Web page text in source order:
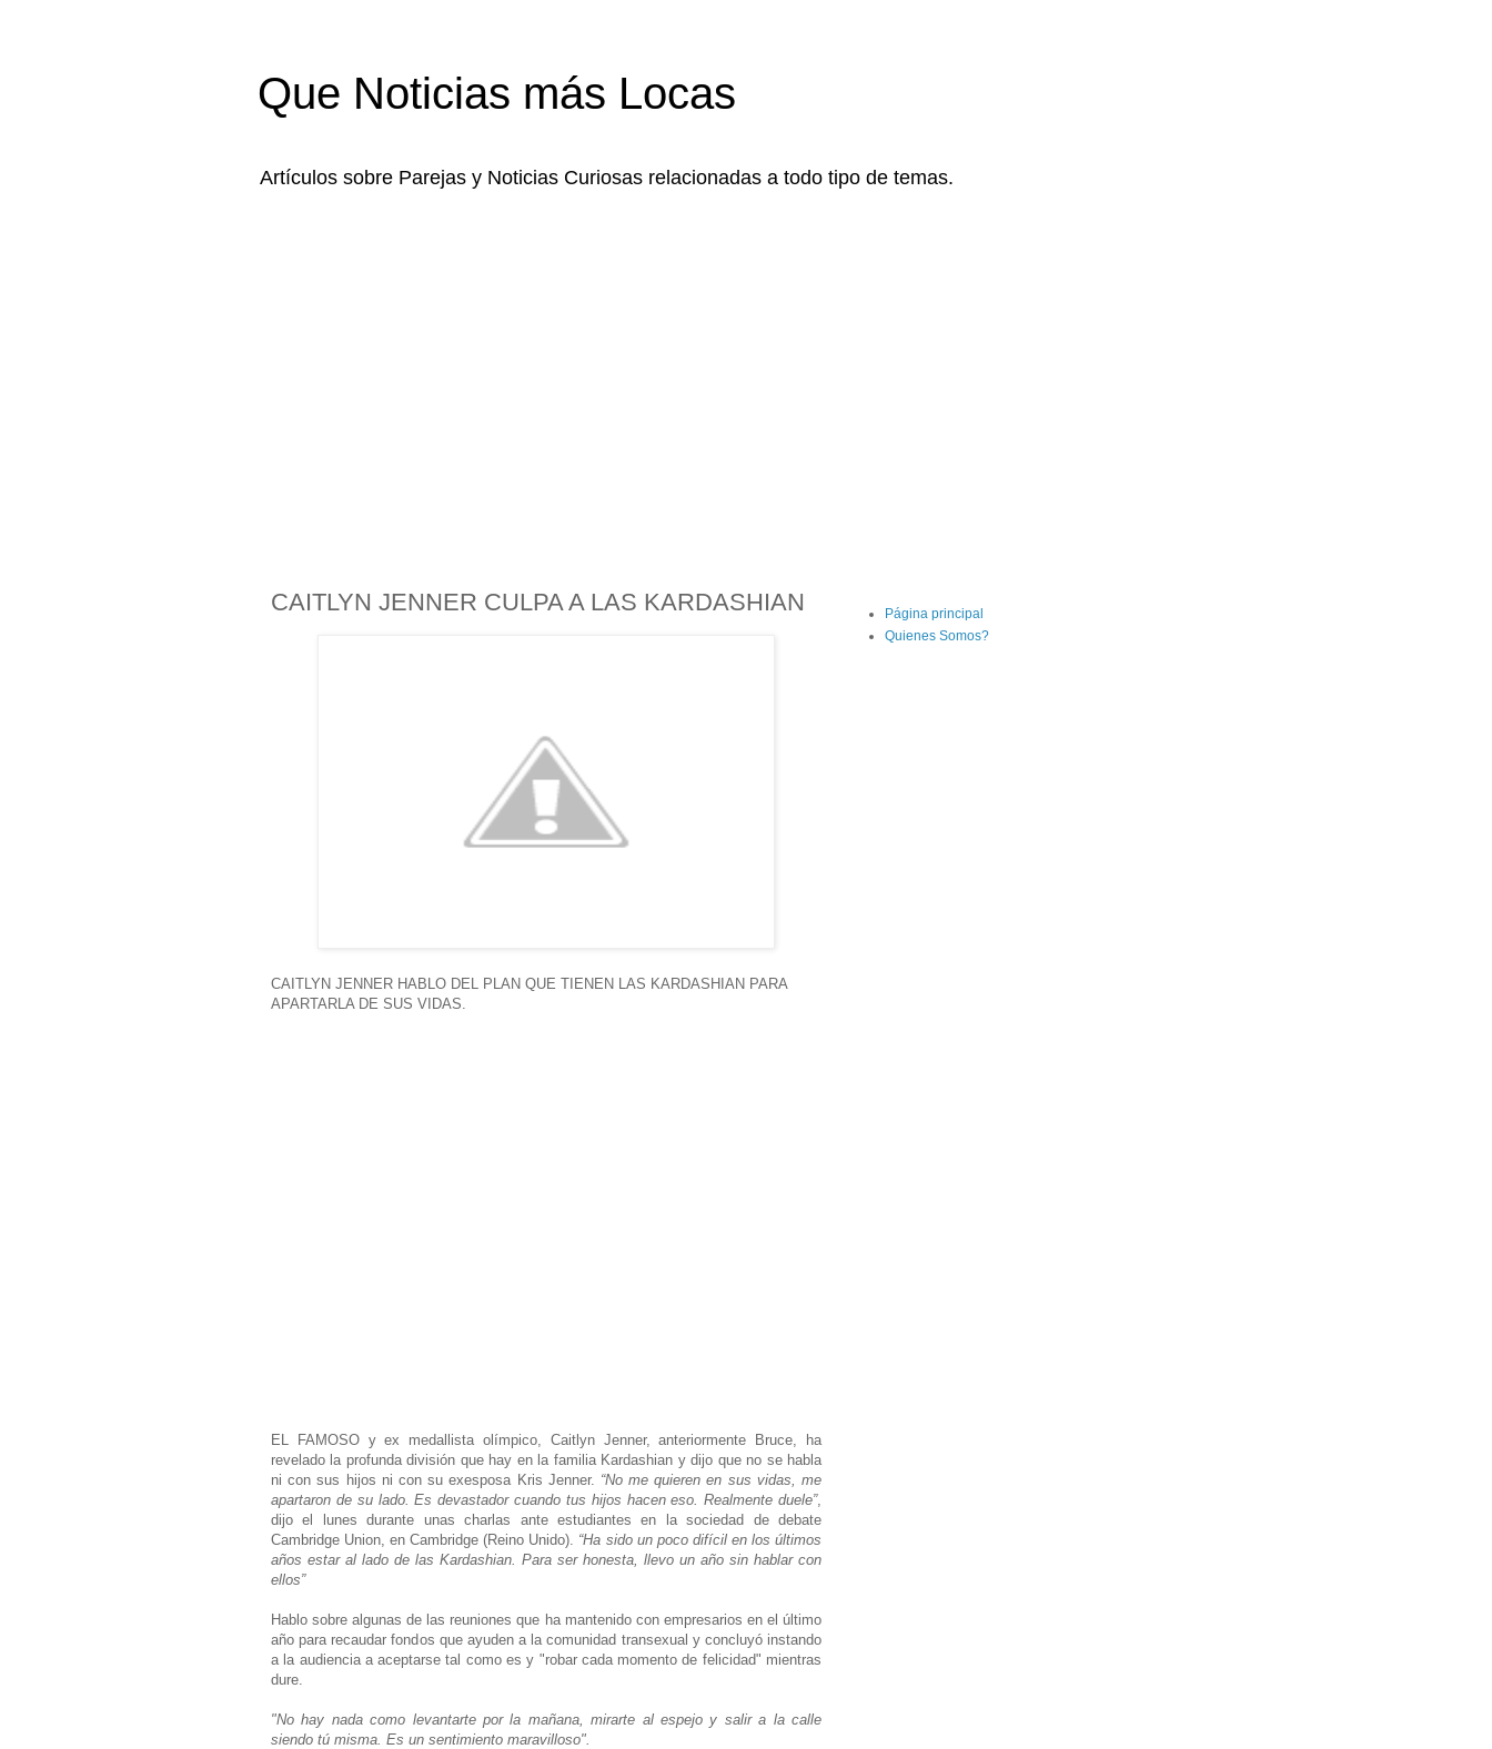
Que Noticias más Locas
Artículos sobre Parejas y Noticias Curiosas relacionadas a todo tipo de temas.
CAITLYN JENNER CULPA A LAS KARDASHIAN
CAITLYN JENNER HABLO DEL PLAN QUE TIENEN LAS KARDASHIAN PARA
APARTARLA DE SUS VIDAS.
EL FAMOSO y ex medallista olímpico, Caitlyn Jenner, anteriormente Bruce, ha
revelado la profunda división que hay en la familia Kardashian y dijo que no se habla
ni con sus hijos ni con su exesposa Kris Jenner. “No me quieren en sus vidas, me
apartaron de su lado. Es devastador cuando tus hijos hacen eso. Realmente duele”,
dijo el lunes durante unas charlas ante estudiantes en la sociedad de debate
Cambridge Union, en Cambridge (Reino Unido). “Ha sido un poco difícil en los últimos
años estar al lado de las Kardashian. Para ser honesta, llevo un año sin hablar con
ellos”
Hablo sobre algunas de las reuniones que ha mantenido con empresarios en el último
año para recaudar fondos que ayuden a la comunidad transexual y concluyó instando
a la audiencia a aceptarse tal como es y "robar cada momento de felicidad" mientras
dure.
"No hay nada como levantarte por la mañana, mirarte al espejo y salir a la calle
siendo tú misma. Es un sentimiento maravilloso".
Página principal
Quienes Somos?